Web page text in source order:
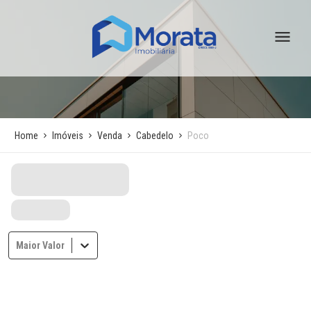
Home Imóveis Venda Cabedelo Poco
Maior Valor